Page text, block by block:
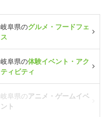
岐阜県のグルメ・フードフェ
ス
岐阜県の体験イベント・アク
ティビティ
岐阜県のアニメ・ゲームイベ
ント